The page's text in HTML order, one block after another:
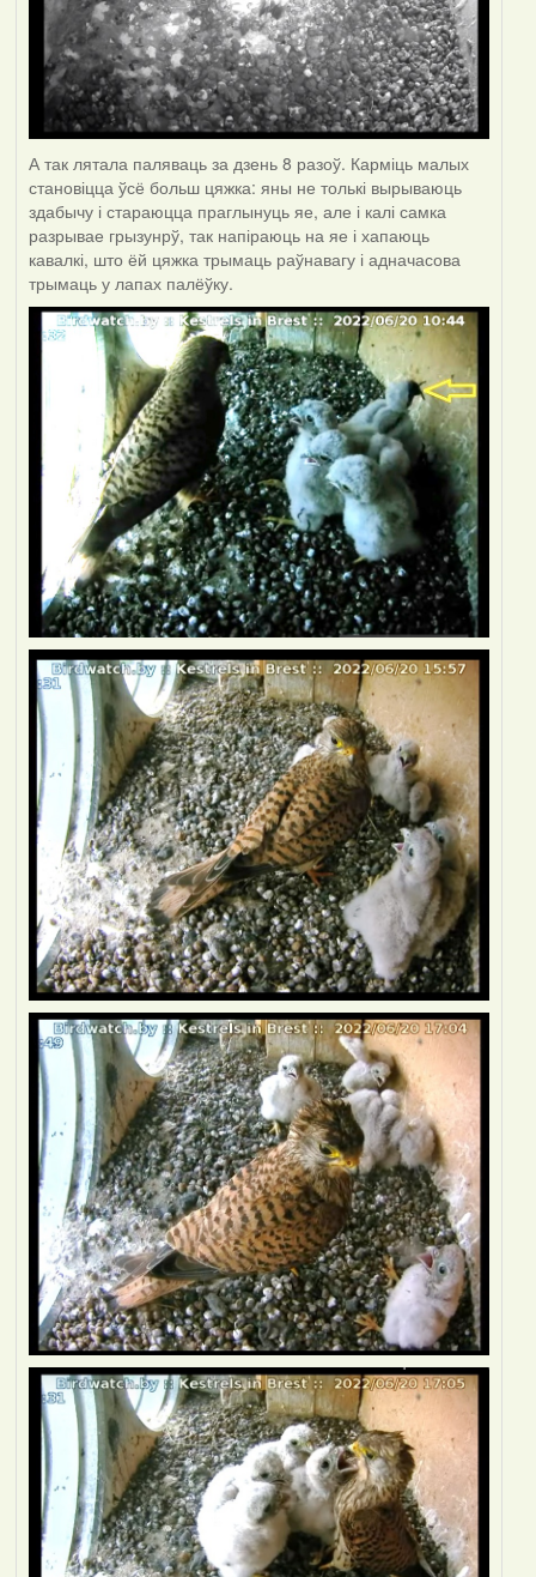
А так лятала паляваць за дзень 8 разоў. Карміць малых
становіцца ўсё больш цяжка: яны не толькі вырываюць
здабычу і стараюцца праглынуць яе, але і калі самка
разрывае грызунрў, так напіраюць на яе і хапаюць
кавалкі, што ёй цяжка трымаць раўнавагу і адначасова
трымаць у лапах палёўку.